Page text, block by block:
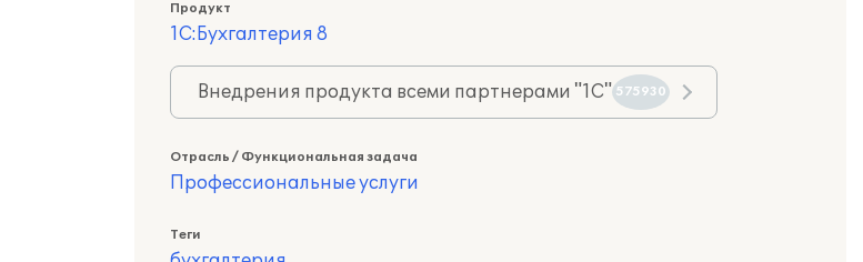
Продукт
1С:Бухгалтерия 8
Внедрения продукта всеми партнерами "1С" 575930
Отрасль / Функциональная задача
Профессиональные услуги
Теги